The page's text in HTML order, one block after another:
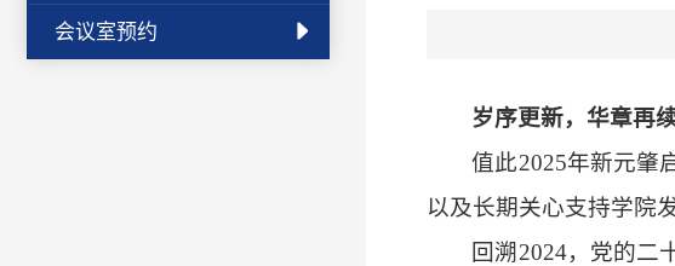
会议室预约
岁序更新，华章再
值此2025年新元肇
以及长期关心支持学院
回溯 2024，党的二